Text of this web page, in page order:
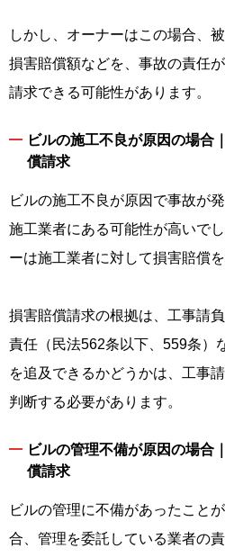
しかし、オーナーはこの場合、
損害賠償額などを、事故の責任
請求できる可能性があります。
ビルの施工不良が原因の場合
償請求
ビルの施工不良が原因で事故が
施工業者にある可能性が高いで
ーは施工業者に対して損害賠償を
損害賠償請求の根拠は、工事請
責任（民法562条以下、559条）
を追及できるかどうかは、工事
判断する必要があります。
ビルの管理不備が原因の場合
償請求
ビルの管理に不備があったこと
合、管理を委託している業者の